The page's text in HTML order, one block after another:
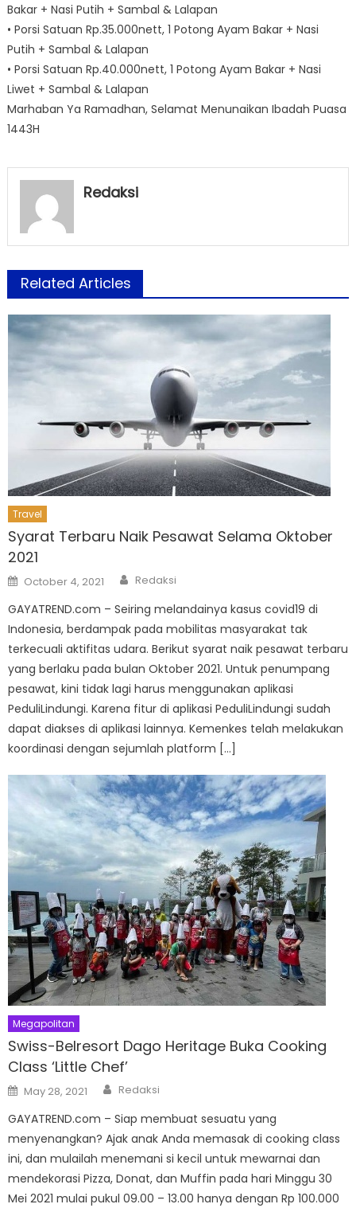
Bakar + Nasi Putih + Sambal & Lalapan
• Porsi Satuan Rp.35.000nett, 1 Potong Ayam Bakar + Nasi
Putih + Sambal & Lalapan
• Porsi Satuan Rp.40.000nett, 1 Potong Ayam Bakar + Nasi
Liwet + Sambal & Lalapan
Marhaban Ya Ramadhan, Selamat Menunaikan Ibadah Puasa
1443H
Redaksi
Related Articles
Travel
Syarat Terbaru Naik Pesawat Selama Oktober
2021
Posted
on
October 4, 2021 Author
Redaksi
GAYATREND.com – Seiring melandainya kasus covid19 di
Indonesia, berdampak pada mobilitas masyarakat tak
terkecuali aktifitas udara. Berikut syarat naik pesawat terbaru
yang berlaku pada bulan Oktober 2021. Untuk penumpang
pesawat, kini tidak lagi harus menggunakan aplikasi
PeduliLindungi. Karena fitur di aplikasi PeduliLindungi sudah
dapat diakses di aplikasi lainnya. Kemenkes telah melakukan
koordinasi dengan sejumlah platform […]
Megapolitan
Swiss-Belresort Dago Heritage Buka Cooking
Class ‘Little Chef’
Posted
on
May 28, 2021 Author
Redaksi
GAYATREND.com – Siap membuat sesuatu yang
menyenangkan? Ajak anak Anda memasak di cooking class
ini, dan mulailah menemani si kecil untuk mewarnai dan
mendekorasi Pizza, Donat, dan Muffin pada hari Minggu 30
Mei 2021 mulai pukul 09.00 – 13.00 hanya dengan Rp 100.000